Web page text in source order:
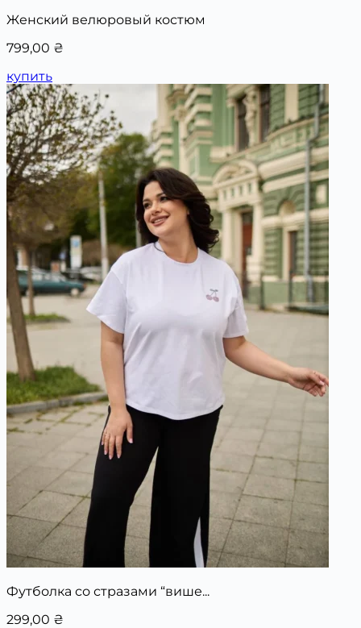
Женский велюровый костюм
799,00 ₴
купить
Футболка со стразами “више...
299,00 ₴